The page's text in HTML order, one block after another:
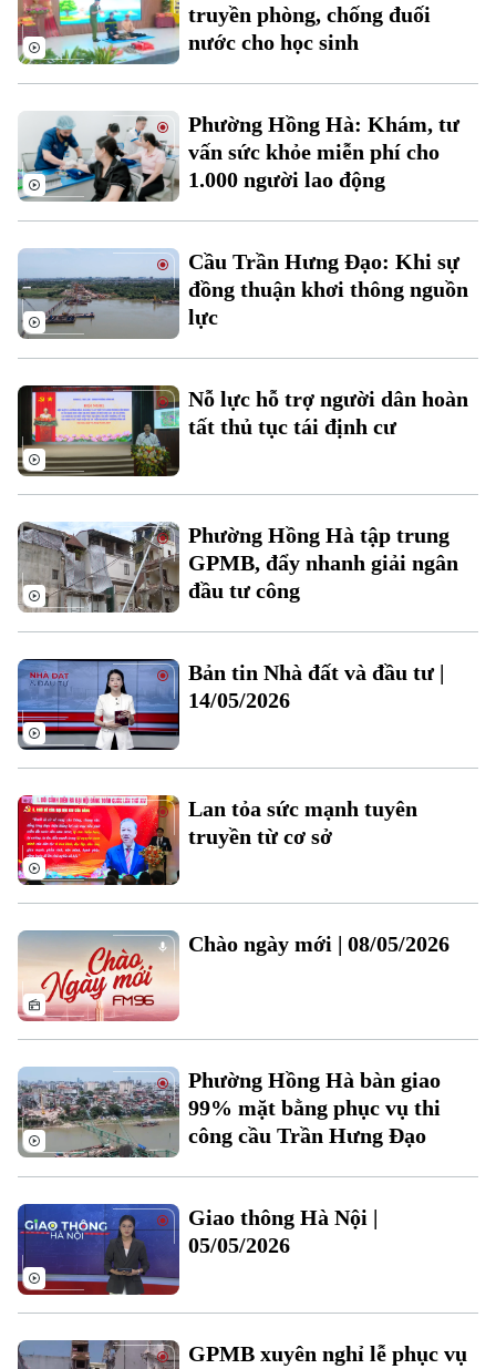
Theo dõi Hà Nội On
Chuyên mục
Chính trị
An ninh trật tự
Công nghệ
Hà Nội
Nhịp sống Hà Nội
Khoảnh khắc Hà Nội
Thế giới
Tin tức
Quân sự
Hồ sơ
Người Việt 4 phương
Kinh tế
Tin tức
Tài chính Ngân hàng
Doanh nghiệp
Nhà đất
Tin tức
Đầu tư
Đất đai
Kinh nghiệm
Tàu và Xe
Ô tô
Tàu
Xe máy
Thị trường
Giáo dục
Tuyển sinh
Hướng nghiệp
Tin tức
Di tích
Sức khỏe
Y tế
Dinh dưỡng
Tư vấn sức khỏe
Bóng đá
Quần vợt
Golf
Giải trí
Sao
Điện ảnh
Âm nhạc
Đã phát sóng
truyền phòng, chống đuối
nước cho học sinh
Phường Hồng Hà: Khám, tư
vấn sức khỏe miễn phí cho
1.000 người lao động
Cầu Trần Hưng Đạo: Khi sự
đồng thuận khơi thông nguồn
lực
Nỗ lực hỗ trợ người dân hoàn
tất thủ tục tái định cư
Phường Hồng Hà tập trung
GPMB, đẩy nhanh giải ngân
đầu tư công
Bản tin Nhà đất và đầu tư |
14/05/2026
Lan tỏa sức mạnh tuyên
truyền từ cơ sở
Chào ngày mới | 08/05/2026
Phường Hồng Hà bàn giao
99% mặt bằng phục vụ thi
công cầu Trần Hưng Đạo
Giao thông Hà Nội |
05/05/2026
GPMB xuyên nghỉ lễ phục vụ